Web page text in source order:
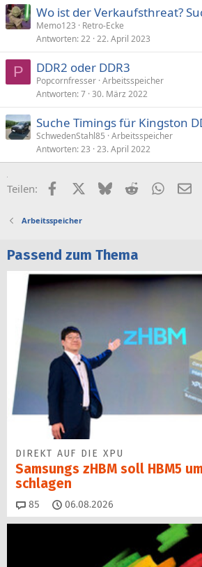
Wo ist der Verkaufsthreat?
Memo123
Retro-Ecke
Antworten 22 22. April 2023
P DDR2 oder DDR3
Popcornfresser Arbeitsspeicher
Antworten 7 30. März 2022
Suche Timings für Kingston
SchwedenStahl85 Arbeitsspeicher
Antworten 23 23. April 2022
Teilen: FacebookX (Twitter)
BlueskyReddit
Arbeitsspeicher
Passend zum Thema
DIREKT AUF DIE XPU
Samsungs zHBM soll HBM5
schlagen
85 Kommentare
06.08.2026